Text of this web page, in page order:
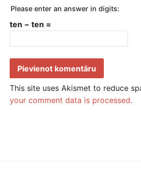
Please enter an answer in digits:
ten − ten =
This site uses Akismet to reduce
your comment data is processed.